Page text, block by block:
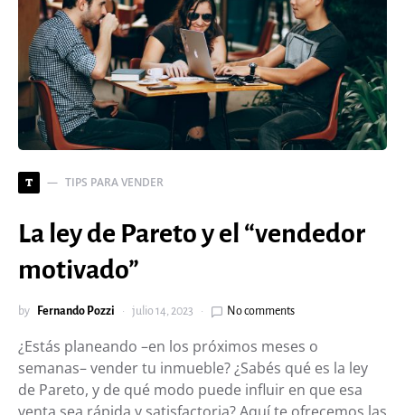
T TIPS PARA VENDER
La ley de Pareto y el “vendedor
motivado”
by Fernando Pozzi julio 14, 2023 No comments
¿Estás planeando –en los próximos meses o
semanas– vender tu inmueble? ¿Sabés qué es la ley
de Pareto, y de qué modo puede influir en que esa